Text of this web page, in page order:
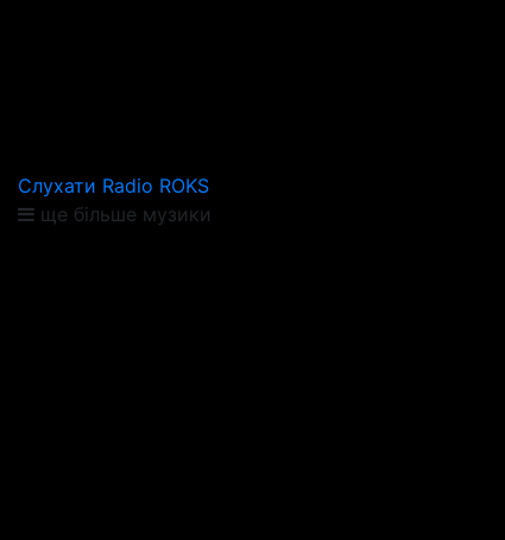
Слухати Radio ROKS
ще більше музики